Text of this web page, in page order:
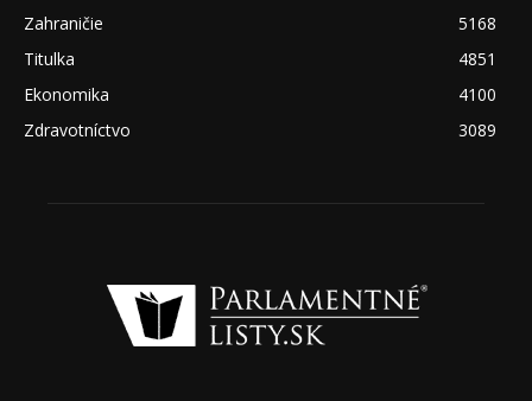
Zahraničie
5168
Titulka
4851
Ekonomika
4100
Zdravotníctvo
3089